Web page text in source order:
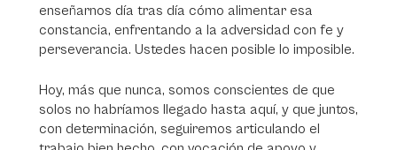
enseñarnos día tras día cómo alimentar esa
constancia, enfrentando a la adversidad con fe y
perseverancia. Ustedes hacen posible lo imposible.
Hoy, más que nunca, somos conscientes de que
solos no habríamos llegado hasta aquí, y que juntos,
con determinación, seguiremos articulando el